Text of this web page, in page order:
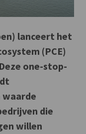
lanceert het
(PCE)
one-stop-
die
willen